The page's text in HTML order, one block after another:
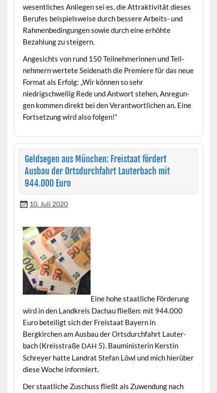
wesentlich­es Anliegen sei es, die Attrak­tiv­ität dieses
Berufes beispiel­sweise durch bessere Arbeits- und
Rah­menbe­din­gun­gen sowie durch eine erhöhte
Bezahlung zu steigern.
Angesichts von rund 150 Teil­nehmerin­nen und Teil­
nehmern wertete Sei­de­nath die Pre­miere für das neue
For­mat als Erfolg: „Wir kön­nen so sehr
niedrigschwellig Rede und Antwort ste­hen, Anre­gun­
gen kom­men direkt bei den Ver­ant­wortlichen an. Eine
Fort­set­zung wird also folgen!“
Geldsegen aus München: Freistaat fördert
Ausbau der Ortsdurchfahrt Lauterbach mit
944.000 Euro
10. Juli 2020
Eine hohe staatliche Förderung
wird in den Land­kreis Dachau fließen: mit 944.000
Euro beteiligt sich der Freis­taat Bay­ern in
Bergkirchen am Aus­bau der Orts­durch­fahrt Lauter­
bach (Kreis­straße DAH 5). Bau­min­is­terin Ker­stin
Schrey­er hat­te Lan­drat Ste­fan Löwl und mich hierüber
diese Woche informiert.
Der staatliche Zuschuss fließt als Zuwen­dung nach